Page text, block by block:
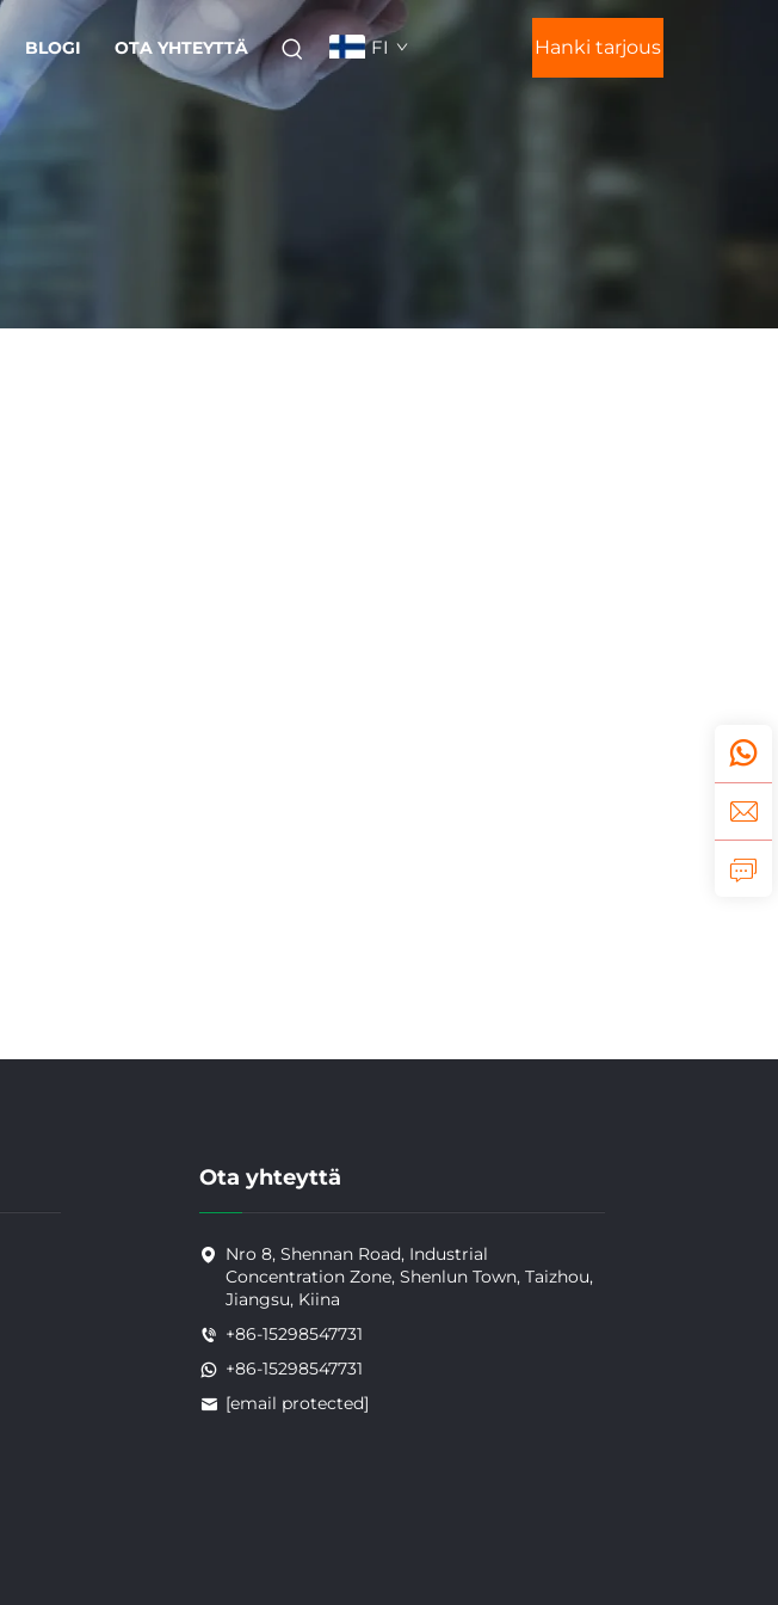
BLOGI OTA YHTEYTTÄ FI Hanki tarjous
Ota yhteyttä
Nro 8, Shennan Road, Industrial
Concentration Zone, Shenlun Town, Taizhou,
Jiangsu, Kiina
+86-15298547731
+86-15298547731
[email protected]